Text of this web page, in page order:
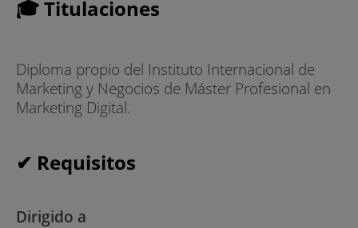
🎓 Titulaciones
Diploma propio del Instituto Internacional de
Marketing y Negocios de Máster Profesional en
Marketing Digital.
✔ Requisitos
Dirigido a